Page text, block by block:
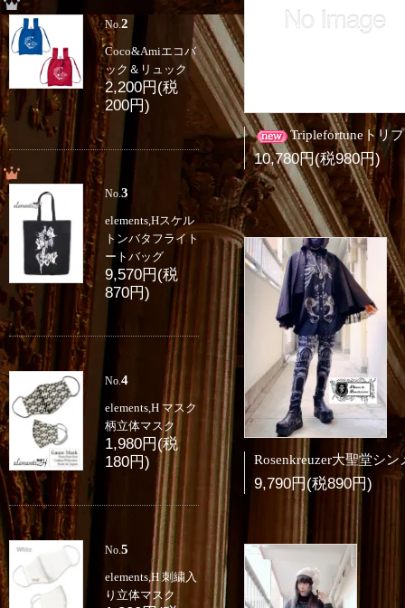
Triplefortuneトリプルフォーチュン ヴィクトリア調ブラウス白
10,780円(税980円)
9,790円(税890円)
No.2
Coco&Amiエコバ
ック＆リュック
2,200円(税
200円)
No.3
elements,Hスケル
トンバタフライト
ートバッグ
9,570円(税
870円)
No.4
elements,H マスク
柄立体マスク
1,980円(税
180円)
No. 5
elements,H 刺繍入
り立体マスク